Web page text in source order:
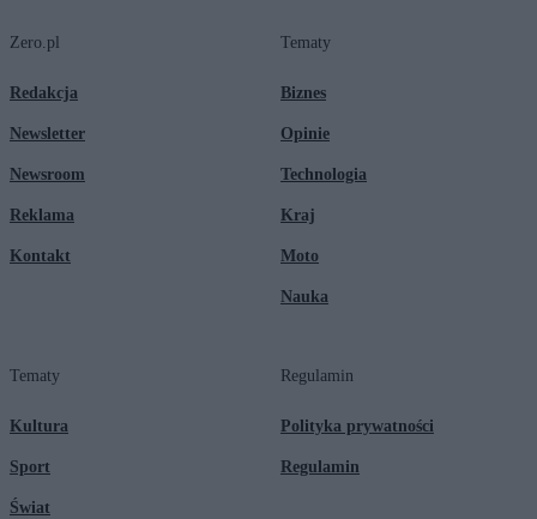
Zero.pl
Redakcja
Newsletter
Newsroom
Reklama
Kontakt
Tematy
Biznes
Opinie
Technologia
Kraj
Moto
Nauka
Tematy
Kultura
Sport
Świat
Regulamin
Polityka prywatności
Regulamin